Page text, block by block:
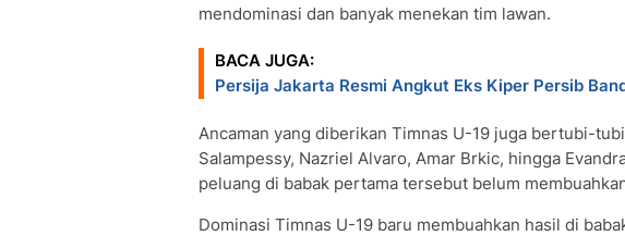
mendominasi dan banyak menekan tim lawan.
BACA JUGA:
Persija Jakarta Resmi Angkut Eks Kiper Persib
Ancaman yang diberikan Timnas U-19 juga bertubi-
Salampessy, Nazriel Alvaro, Amar Brkic, hingga
peluang di babak pertama tersebut belum
Dominasi Timnas U-19 baru membuahkan hasil di